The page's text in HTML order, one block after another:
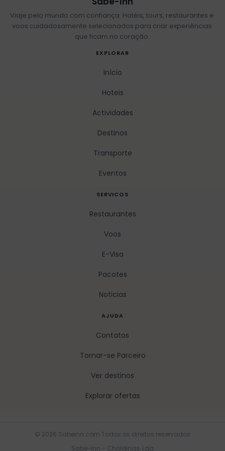
Viaje pelo mundo com confiança. Hotéis, tours, restaurantes e
voos cuidadosamente selecionados para criar experiências
que ficam no coração.
EXPLORAR
Início
Hoteis
Actividades
Destinos
Transporte
Eventos
SERVICOS
Restaurantes
Voos
E-Visa
Pacotes
Noticias
AJUDA
Contatos
Tornar-se Parceiro
Ver destinos
Explorar ofertas
© 2026 Sabeinn.com Todos os direitos reservados
Sabe-Inn - Choldings, Lda